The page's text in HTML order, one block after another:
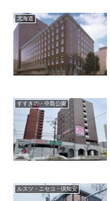
北海道
すすきの・中島公園
ルスツ・ニセコ・倶知安